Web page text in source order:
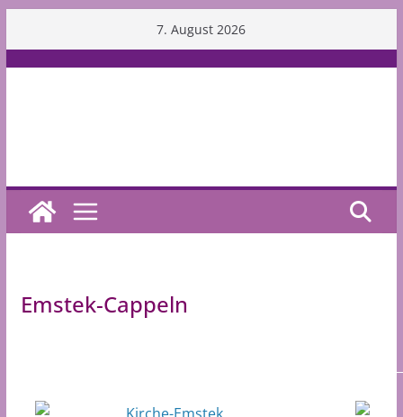
to
content
7. August 2026
Emstek-Cappeln